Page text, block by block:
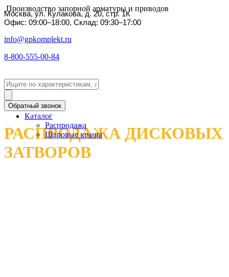
Производство запорной арматуры и приводов
Москва, ул. Кулакова, д. 20, стр. 1К
Офис: 09:00–18:00, Склад: 09:30–17:00
info@gpkomplekt.ru
8-800-555-00-84
Обратный звонок
РАСПРОДАЖА ДИСКОВЫХ
ЗАТВОРОВ
Каталог
Распродажа
Шаровые краны